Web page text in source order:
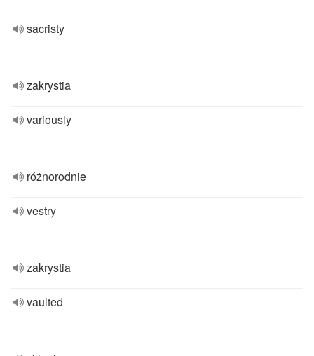
sacristy
zakrystia
variously
różnorodnie
vestry
zakrystia
vaulted